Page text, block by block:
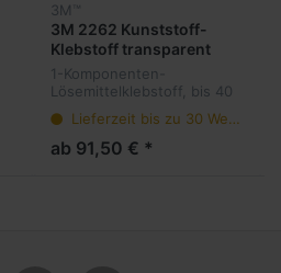
3M™
3M 2262 Kunststoff-
Klebstoff transparent
1-Komponenten-
Lösemittelklebstoff, bis 40
Klebespanne, Öl-,
Treibstoff- und
weichmacherbeständig.
Lieferzeit bis zu 30 Werktage
ab 91,50 € *